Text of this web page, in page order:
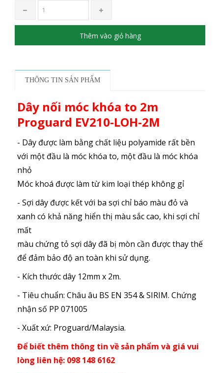
Thêm vào giỏ hàng
THÔNG TIN SẢN PHẨM
Dây nối móc khóa to 2m
Proguard EV210-LOH-2M
- Dây được làm bằng chất liệu polyamide rất bền
với một đầu là móc khóa to, một đầu là móc khóa
nhỏ
Móc khoá được làm từ kim loại thép không gỉ
- Sợi dây được kết với ba sợi chỉ báo màu đỏ và
xanh có khả năng hiển thị màu sắc cao, khi sợi chỉ
mất
màu chứng tỏ sợi dây đã bị mòn cần được thay thế
để đảm bảo độ an toàn khi sử dụng.
- Kích thước dây 12mm x 2m.
- Tiêu chuẩn: Châu âu BS EN 354 & SIRIM. Chứng
nhận số PP 071005
- Xuất xứ: Proguard/Malaysia.
Để biết thêm thông tin về sản phẩm và giá vui
lòng liên hệ: 098 148 6162